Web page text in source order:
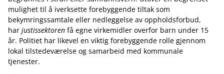
mulighet til å iverksette forebyggende tiltak som
bekymringssamtale eller nedleggelse av oppholdsforbud,
har justissektoren få egne virkemidler overfor barn under 15
år. Politiet har likevel en viktig forebyggende rolle gjennom
lokal tilstedeværelse og samarbeid med kommunale
tjenester.